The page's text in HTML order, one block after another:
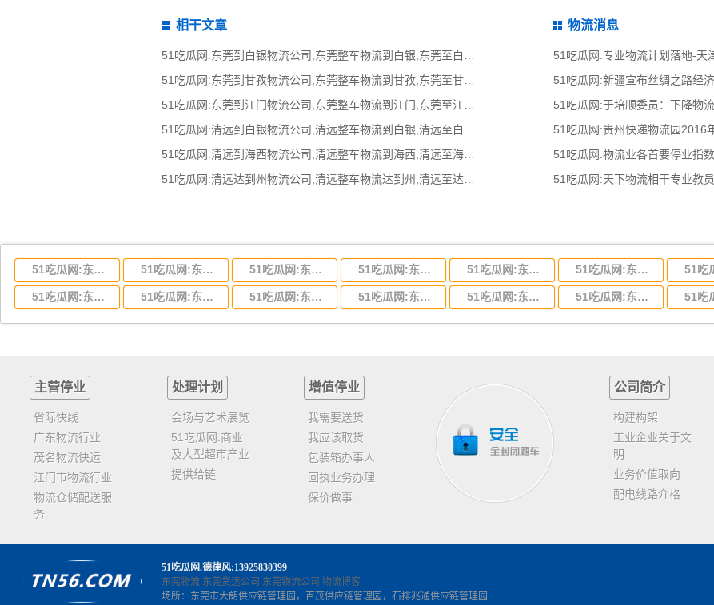
相干文章
51吃瓜网:东莞到甘孜物流公司,东莞整车物流到甘孜,东莞至甘孜物流专线 - 天南
51吃瓜网:清远到海西物流公司,清远整车物流到海西,清远至海西物流专线 - 天南
51吃瓜网:清远达到州物流公司,清远整车物流达到州,清远至达州物流专线 - 天南
物流消息
51吃瓜网:专业物流计划落地-天
51吃瓜网:新疆宣布丝绸之路经
51吃瓜网:于培顺委员：下降物
51吃瓜网:贵州快递物流园2016
51吃瓜网:物流业各首要停业指
51吃瓜网:天下物流相干专业教
51吃瓜网:东莞到湖北省物流专线,东莞到湖北省物流公司 51吃瓜网:东莞到河南省物流专线,东莞到河南省物流公司 51吃瓜网:东莞到湖南省物流专线,东莞到湖南省物流公司 51吃瓜网:东莞到河北省物流专线,东莞到河北省物流公司 51吃瓜网:东莞到吉林省物流运输,东莞到吉林省物流公司 51吃瓜网:东莞到甘肃省物流运输,东莞到甘肃省物流公司
51吃瓜网:东莞到云南省物流运输,东莞到云南省物流公司 51吃瓜网:东莞到江西省物流专线,东莞到江西省物流公司 51吃瓜网:东莞到安徽省物流专线,东莞到安徽省物流公司 51吃瓜网:东莞到山东省物流专线,东莞到山东省物流公司 51吃瓜网:东莞到江苏物流专线运输,东莞到江苏省物流公司 51吃瓜网:东莞到浙江省物流运输,东莞到浙江省物流公司
主营停业
省际快线
广东物流行业
茂名物流快运
江门市物流行业
物流仓储配送服
务
处理计划
会场与艺术展览
51吃瓜网:商业
及大型超市产业
提供给链
增值停业
我需要送货
我应该取货
包装箱办事人
回执业务办理
保价做事
公司简介
构建构架
工业企业关于文
明
业务价值取向
配电线路介格
51吃瓜网.德律风:13925830399
东莞物流 东莞货运公司 东莞物流公司 物流博客
场所：东莞市大朗供应链管理园，百茂供应链管理园，石排兆通供应链管理园